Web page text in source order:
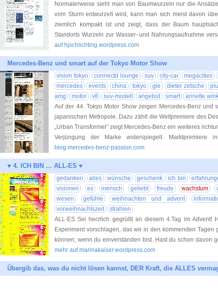
Normalerweise sieht man von Baumwurzeln nur die
vom Sturm entwurzelt wird, kann man sich meist davon
ziemlich kompakt ist und zeigt, dass der Baum
Standorts Wurzeln zur Wasser- und Nahrungsaufnahme
auf hjschlichting.wordpress.com
Mercedes-Benz und smart auf der Tokyo Motor Show
vision tokyo connectd lounge suv city-car
megacities
mercedes
events china tokyo gle dieter zetsche
amg
motor v8 suv-modell angebot smart
annette
Auf der 44. Tokyo Motor Show zeigen Mercedes-Benz und
japanischen Metropole. Dazu zählt die Weltpremiere des
„Urban Transformer“ zeigt Mercedes-Benz ein weiteres
Verjüngung der Marke widerspiegelt.
blog.mercedes-benz-passion.com
♥ 4. ICH BIN … ALL-ES ♥
gedanken alles wünsche geschenk ich bin
visionen
es mensch geliebt freude wachstum
wesen
gefühle weihnachten und advent
vorweihnachtszeit
strahlen
ALL-ES Sei herzlich gegrüßt an diesem 4.Tag im Advent!
Experiment vorschlagen, das wir in den kommenden Tagen
können, wenn du einverstanden bist. Hast du schon davon
mehr auf marinakaiser.wordpress.com
Übergib das, was du nicht lösen kannst, DER Kraft, die ALLES